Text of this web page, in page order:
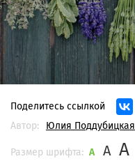
Поделитесь ссылкой
Автор:
Юлия Поддубицкая
Размер шрифта: A A A